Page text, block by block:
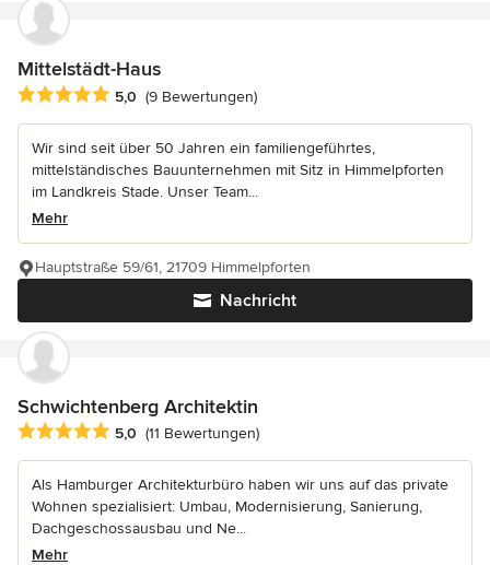
Mittelstädt-Haus
Durchschnittliche Bewertung: 5 von 5 Sternen
5,0 (9 Bewertungen)
Wir sind seit über 50 Jahren ein familiengeführtes,
mittelständisches Bauunternehmen mit Sitz in Himmelpforten
im Landkreis Stade. Unser Team...
Mehr
Nachricht
Hauptstraße 59/61, 21709 Himmelpforten
Schwichtenberg Architektin
Durchschnittliche Bewertung: 5 von 5 Sternen
5,0 (11 Bewertungen)
Als Hamburger Architekturbüro haben wir uns auf das private
Wohnen spezialisiert: Umbau, Modernisierung, Sanierung,
Dachgeschossausbau und Ne...
Mehr